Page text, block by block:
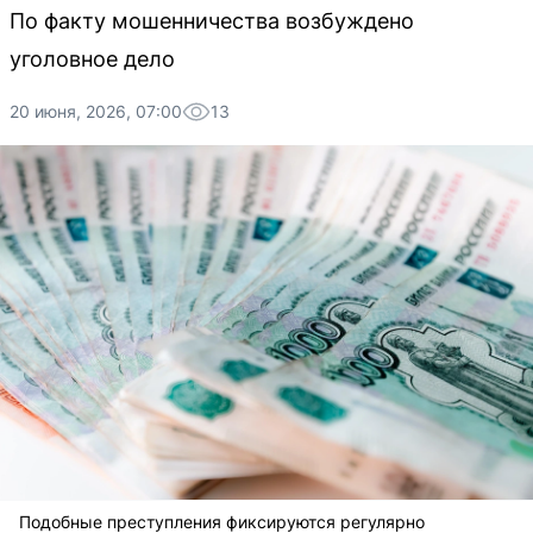
По факту мошенничества возбуждено
уголовное дело
20 июня, 2026, 07:00 13
Подобные преступления фиксируются регулярно